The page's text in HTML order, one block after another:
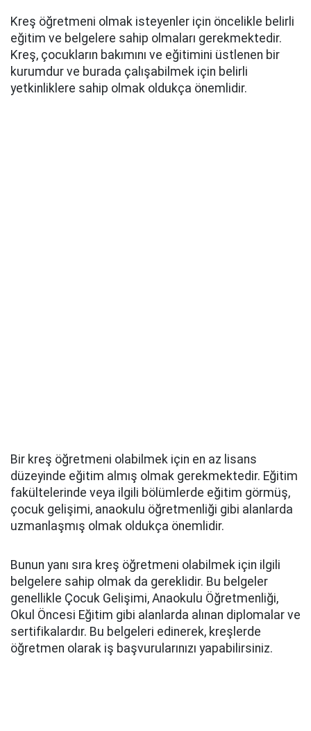
Kreş öğretmeni olmak isteyenler için öncelikle belirli
eğitim ve belgelere sahip olmaları gerekmektedir.
Kreş, çocukların bakımını ve eğitimini üstlenen bir
kurumdur ve burada çalışabilmek için belirli
yetkinliklere sahip olmak oldukça önemlidir.
Bir kreş öğretmeni olabilmek için en az lisans
düzeyinde eğitim almış olmak gerekmektedir. Eğitim
fakültelerinde veya ilgili bölümlerde eğitim görmüş,
çocuk gelişimi, anaokulu öğretmenliği gibi alanlarda
uzmanlaşmış olmak oldukça önemlidir.
Bunun yanı sıra kreş öğretmeni olabilmek için ilgili
belgelere sahip olmak da gereklidir. Bu belgeler
genellikle Çocuk Gelişimi, Anaokulu Öğretmenliği,
Okul Öncesi Eğitim gibi alanlarda alınan diplomalar ve
sertifikalardır. Bu belgeleri edinerek, kreşlerde
öğretmen olarak iş başvurularınızı yapabilirsiniz.